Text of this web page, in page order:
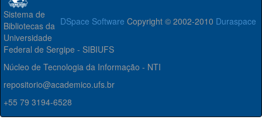
DSpace Software Copyright © 2002-2010 Duraspace
Sistema de
Bibliotecas da
Universidade
Federal de Sergipe - SIBIUFS
Núcleo de Tecnologia da Informação - NTI
repositorio@academico.ufs.br
+55 79 3194-6528